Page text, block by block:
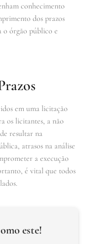
conhecimento
dos prazos
o órgão público e
em uma licitação
os licitantes, a não
resultar na
atrasos na análise
a execução
é vital que todos
este!